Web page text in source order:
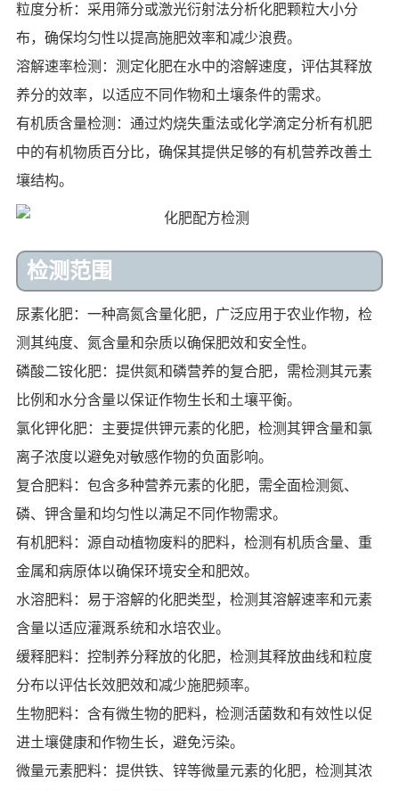
粒度分析：采用筛分或激光衍射法分析化肥颗粒大小分
布，确保均匀性以提高施肥效率和减少浪费。
溶解速率检测：测定化肥在水中的溶解速度，评估其释放
养分的效率，以适应不同作物和土壤条件的需求。
有机质含量检测：通过灼烧失重法或化学滴定分析有机肥
中的有机物质百分比，确保其提供足够的有机营养改善土
壤结构。
检测范围
尿素化肥：一种高氮含量化肥，广泛应用于农业作物，检
测其纯度、氮含量和杂质以确保肥效和安全性。
磷酸二铵化肥：提供氮和磷营养的复合肥，需检测其元素
比例和水分含量以保证作物生长和土壤平衡。
氯化钾化肥：主要提供钾元素的化肥，检测其钾含量和氯
离子浓度以避免对敏感作物的负面影响。
复合肥料：包含多种营养元素的化肥，需全面检测氮、
磷、钾含量和均匀性以满足不同作物需求。
有机肥料：源自动植物废料的肥料，检测有机质含量、重
金属和病原体以确保环境安全和肥效。
水溶肥料：易于溶解的化肥类型，检测其溶解速率和元素
含量以适应灌溉系统和水培农业。
缓释肥料：控制养分释放的化肥，检测其释放曲线和粒度
分布以评估长效肥效和减少施肥频率。
生物肥料：含有微生物的肥料，检测活菌数和有效性以促
进土壤健康和作物生长，避免污染。
微量元素肥料：提供铁、锌等微量元素的化肥，检测其浓